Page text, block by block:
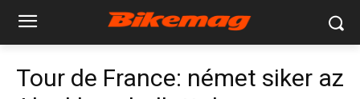
Tour de France: német siker az